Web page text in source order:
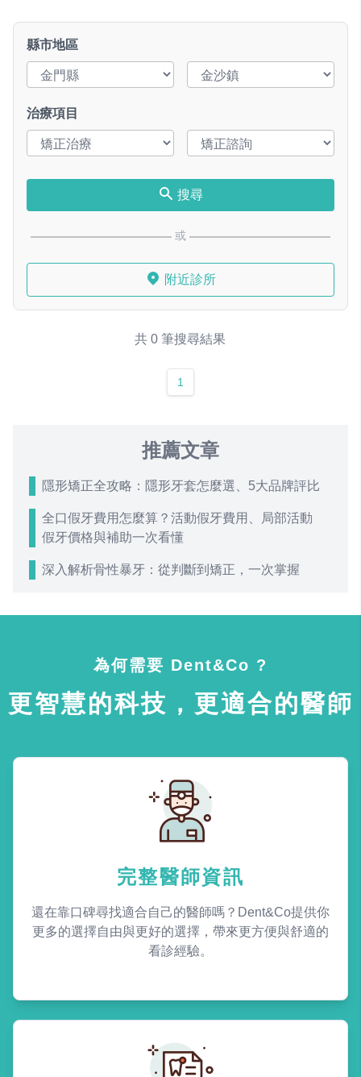
縣市地區
治療項目
搜尋
或
附近診所
共 0 筆搜尋結果
1
推薦文章
隱形矯正全攻略：隱形牙套怎麼選、5大品牌評比
全口假牙費用怎麼算？活動假牙費用、局部活動
假牙價格與補助一次看懂
深入解析骨性暴牙：從判斷到矯正，一次掌握
為何需要 Dent&Co ?
更智慧的科技，更適合的醫師
完整醫師資訊
還在靠口碑尋找適合自己的醫師嗎？Dent&Co提供你
更多的選擇自由與更好的選擇，帶來更方便與舒適的
看診經驗。